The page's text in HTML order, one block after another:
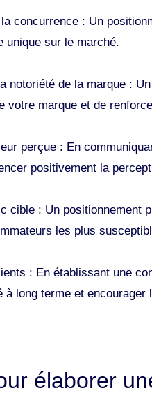
concurrence : Un
unique sur le marché.
notoriété de la marque :
votre marque et de
perçue : En
positivement la
cible : Un positionnement
les plus
: En établissant une
à long terme et encourager
élaborer